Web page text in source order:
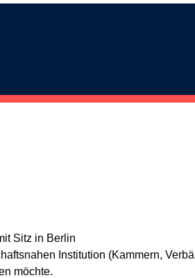
Sitz in Berlin
Institution (Kammern,
möchte.